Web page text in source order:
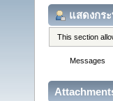
แสดงกร
This section
Messages